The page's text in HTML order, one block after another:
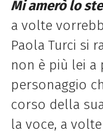
Mi amerò lo
a volte
Paola Turci si
non è più lei a
personaggio
corso della
la voce, a